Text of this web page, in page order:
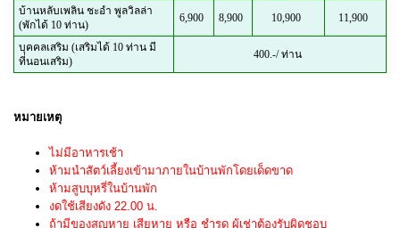
บ้านหลับเพลิน ชะอำ พูลวิลล่า
(พักได้ 10 ท่าน)
6,900 8,900 10,900 11,900
บุคคลเสริม (เสริมได้ 10 ท่าน มี
ที่นอนเสริม)
400.-/ ท่าน
หมายเหตุ
ไม่มีอาหารเช้า
ห้ามนำสัตว์เลี้ยงเข้ามาภายในบ้านพักโดยเด็ดขาด
ห้ามสูบบุหรี่ในบ้านพัก
งดใช้เสียงดัง 22.00 น.
ถ้ามีของสูญหาย เสียหาย หรือ ชำรุด ผู้เช่าต้องรับผิดชอบ